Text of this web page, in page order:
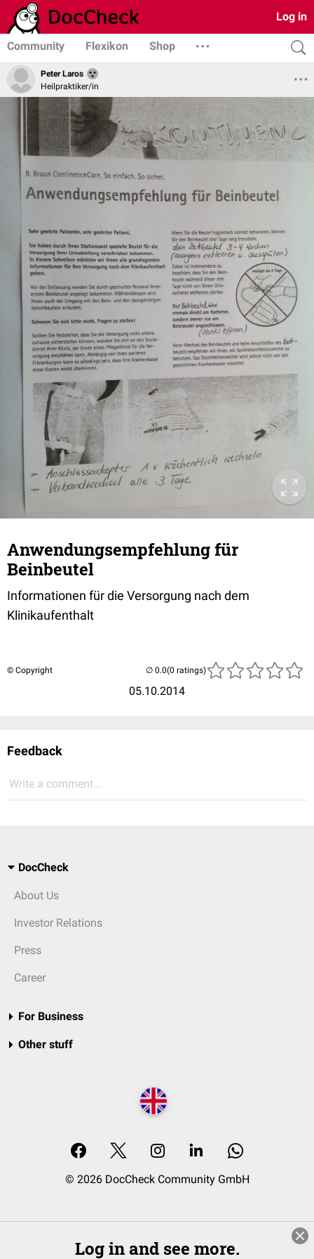
Log in
Community Flexikon Shop
Peter Laros
Heilpraktiker/in
Anwendungsempfehlung für
Beinbeutel
Informationen für die Versorgung nach dem
Klinikaufenthalt
© Copyright
05.10.2014
(0 ratings)
Feedback
Write a comment...
DocCheck
About Us
Investor Relations
Press
Career
For Business
Other stuff
© 2026 DocCheck Community GmbH
Log in and see more.